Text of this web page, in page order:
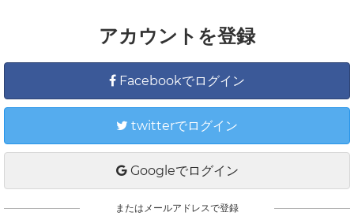
アカウントを登録
Facebookでログイン
twitterでログイン
Googleでログイン
またはメールアドレスで登録